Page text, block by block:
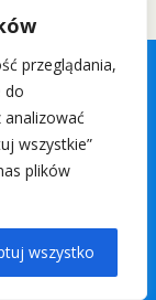
przeglądania,
do
wszystkie”
plików
wszystko